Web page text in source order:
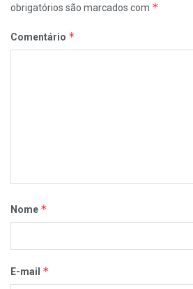
obrigatórios são marcados com *
Comentário *
Nome *
E-mail *